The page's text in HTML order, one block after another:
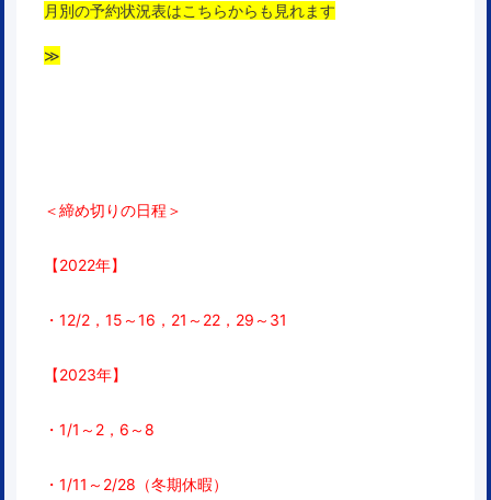
月別の予約状況表はこちらからも見れます
≫
＜締め切りの日程＞
【2022年】
・12/2，15～16，21～22，29～31
【2023年】
・1/1～2，6～8
・1/11～2/28（冬期休暇）